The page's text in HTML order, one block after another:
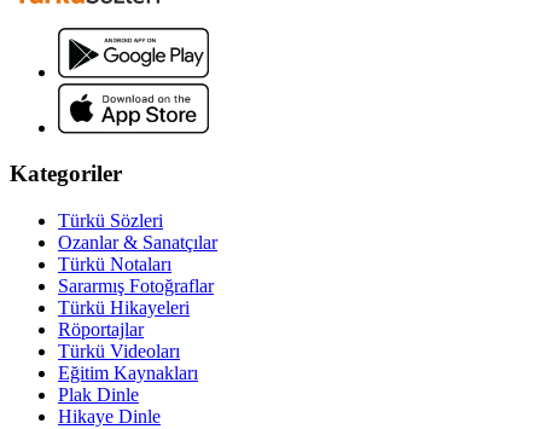
Kategoriler
Türkü Sözleri
Ozanlar & Sanatçılar
Türkü Notaları
Sararmış Fotoğraflar
Türkü Hikayeleri
Röportajlar
Türkü Videoları
Eğitim Kaynakları
Plak Dinle
Hikaye Dinle